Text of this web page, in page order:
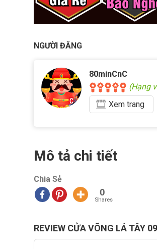
NGƯỜI ĐĂNG
80minCnC
(Hạng
Xem trang
Mô tả chi tiết
Chia Sẻ
0
Shares
REVIEW CỬA VÕNG LÁ TÂY